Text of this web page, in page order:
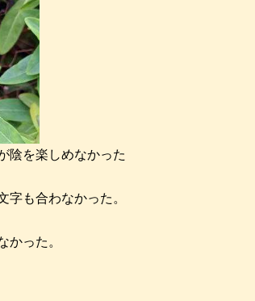
陰を楽しめなかった
字も合わなかった。
かった。